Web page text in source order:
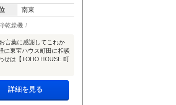
南東
乾燥機
言葉に感謝してこれか
に東宝ハウス町田に相談
せは【TOHO HOUSE 町
詳細を見る